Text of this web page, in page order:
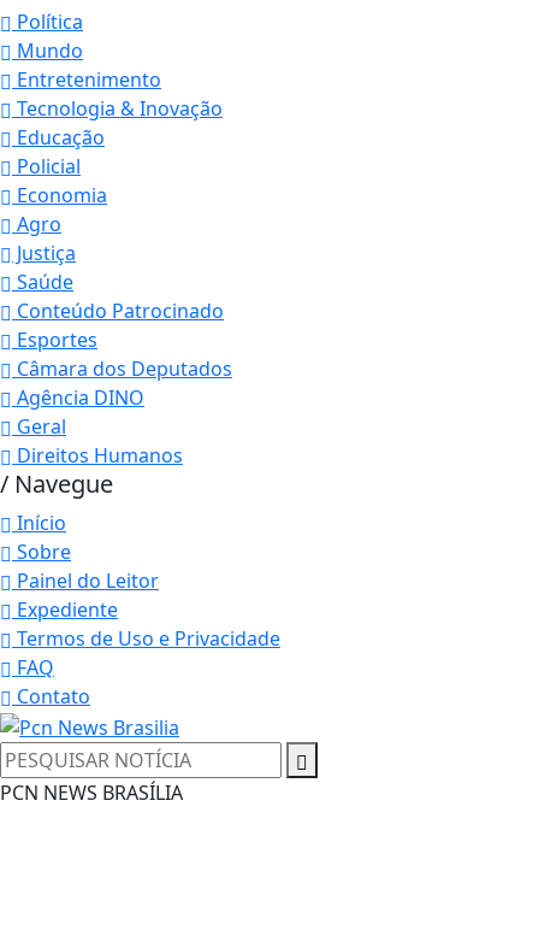
Política
Mundo
Entretenimento
Tecnologia & Inovação
Educação
Policial
Economia
Agro
Justiça
Saúde
Conteúdo Patrocinado
Esportes
Câmara dos Deputados
Agência DINO
Geral
Direitos Humanos
/ Navegue
Início
Sobre
Painel do Leitor
Expediente
Termos de Uso e Privacidade
FAQ
Contato
PCN NEWS BRASÍLIA
Termos de Uso e Privacidade